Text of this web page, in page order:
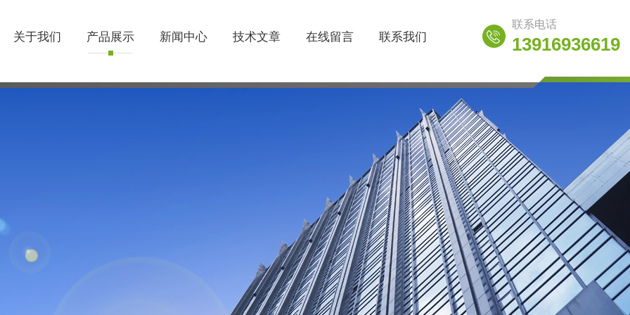
关于我们 产品展示 新闻中心 技术文章 在线留言 联系我们
联系电话
13916936619